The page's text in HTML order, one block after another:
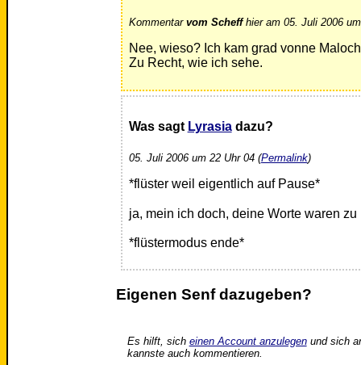
Kommentar vom Scheffhier am 05. Juli 2006
Nee, wieso? Ich kam grad vonne
Zu Recht, wie ich sehe.
Was sagt Lyrasiadazu?
05. Juli 2006 um 22 Uhr 04 (Permalink)
*flüster weil eigentlich auf Pause*
ja, mein ich doch, deine Worte waren
*flüstermodus ende*
Eigenen Senf dazugeben?
Es hilft, sich einen Account anzulegenund sich
kannste auch kommentieren.